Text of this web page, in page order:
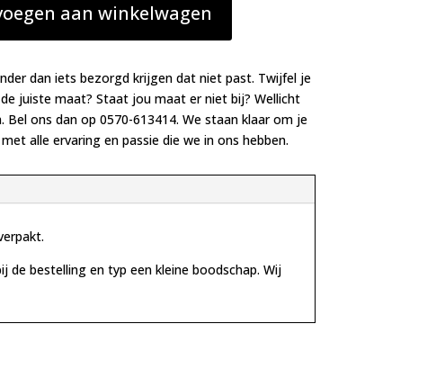
aan winkelwagen
dan iets bezorgd krijgen dat niet past. Twijfel je
juiste maat? Staat jou maat er niet bij? Wellicht
Bel ons dan op 0570-613414. We staan klaar om je
alle ervaring en passie die we in ons hebben.
de bestelling en typ een kleine boodschap. Wij